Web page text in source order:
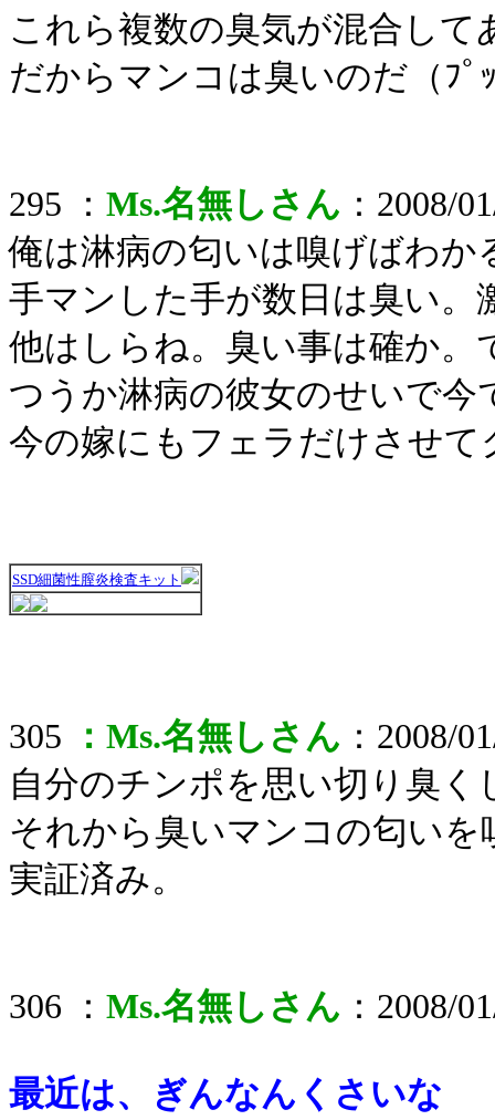
これら複数の臭気が混合し
だからマンコは臭いのだ
295 ： Ms.名無しさん ：2008/
俺は淋病の匂いは嗅げばわか
手マンした手が数日は臭い
他はしらね。臭い事は確か
つうか淋病の彼女のせいで
今の嫁にもフェラだけさせ
SSD細菌性膣炎検査キット
305 ：Ms.名無しさん ：2008/
自分のチンポを思い切り臭く
それから臭いマンコの匂い
実証済み。
306 ： Ms.名無しさん ：2008/
最近は、ぎんなんくさいな